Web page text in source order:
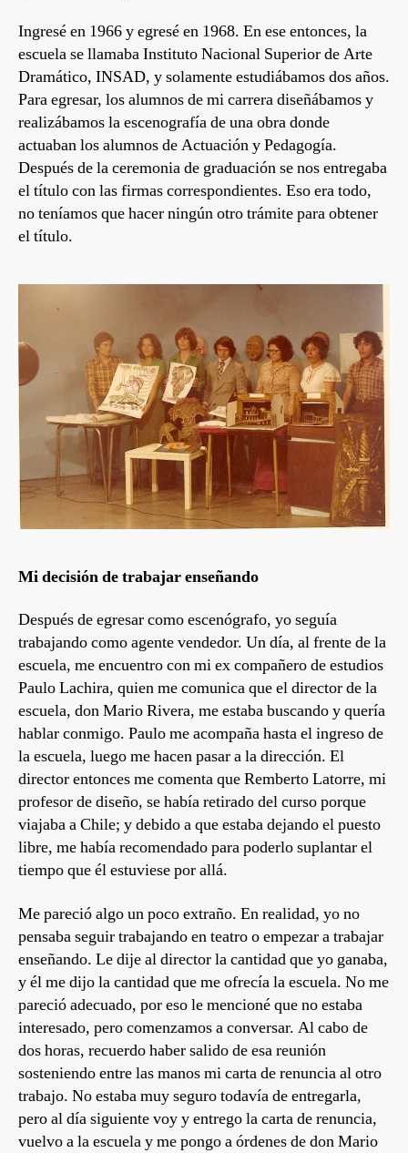
Ingresé en 1966 y egresé en 1968. En ese entonces, la
escuela se llamaba Instituto Nacional Superior de Arte
Dramático, INSAD, y solamente estudiábamos dos años.
Para egresar, los alumnos de mi carrera diseñábamos y
realizábamos la escenografía de una obra donde
actuaban los alumnos de Actuación y Pedagogía.
Después de la ceremonia de graduación se nos entregaba
el título con las firmas correspondientes. Eso era todo,
no teníamos que hacer ningún otro trámite para obtener
el título.
Mi decisión de trabajar enseñando
Después de egresar como escenógrafo, yo seguía
trabajando como agente vendedor. Un día, al frente de la
escuela, me encuentro con mi ex compañero de estudios
Paulo Lachira, quien me comunica que el director de la
escuela, don Mario Rivera, me estaba buscando y quería
hablar conmigo. Paulo me acompaña hasta el ingreso de
la escuela, luego me hacen pasar a la dirección. El
director entonces me comenta que Remberto Latorre, mi
profesor de diseño, se había retirado del curso porque
viajaba a Chile; y debido a que estaba dejando el puesto
libre, me había recomendado para poderlo suplantar el
tiempo que él estuviese por allá.
Me pareció algo un poco extraño. En realidad, yo no
pensaba seguir trabajando en teatro o empezar a trabajar
enseñando. Le dije al director la cantidad que yo ganaba,
y él me dijo la cantidad que me ofrecía la escuela. No me
pareció adecuado, por eso le mencioné que no estaba
interesado, pero comenzamos a conversar. Al cabo de
dos horas, recuerdo haber salido de esa reunión
sosteniendo entre las manos mi carta de renuncia al otro
trabajo. No estaba muy seguro todavía de entregarla,
pero al día siguiente voy y entrego la carta de renuncia,
vuelvo a la escuela y me pongo a órdenes de don Mario